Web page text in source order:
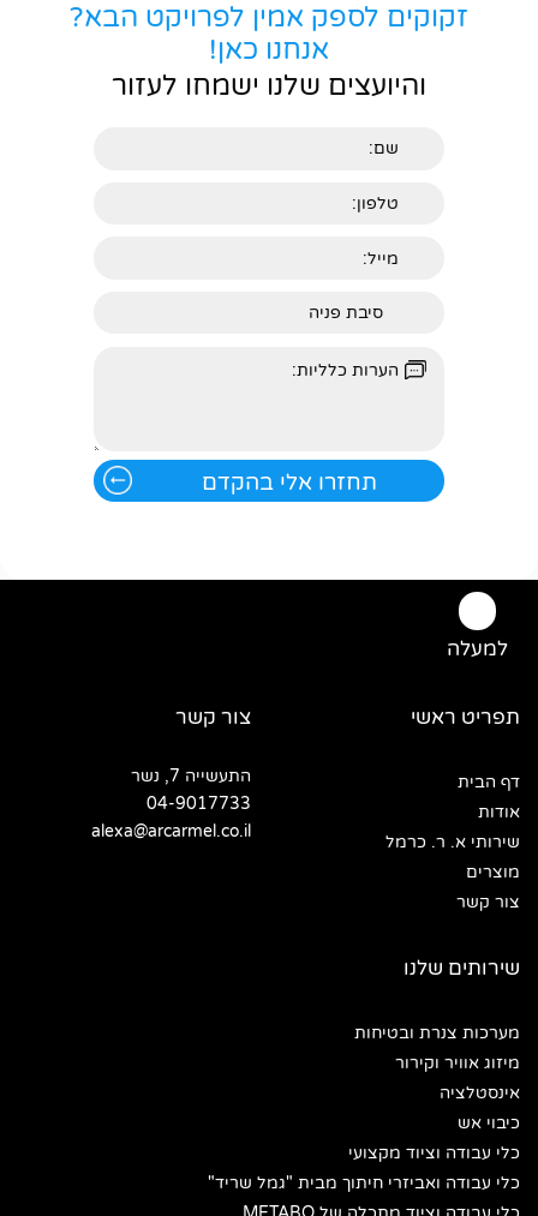
זקוקים לספק אמין לפרויקט הבא?
אנחנו כאן!
והיועצים שלנו ישמחו לעזור
למעלה
תפריט ראשי
דף הבית
אודות
שירותי א. ר. כרמל
מוצרים
צור קשר
שירותים שלנו
מערכות צנרת ובטיחות
מיזוג אוויר וקירור
אינסטלציה
כיבוי אש
כלי עבודה וציוד מקצועי
כלי עבודה ואביזרי חיתוך מבית "גמל שריד"
צור קשר
התעשייה 7, נשר
04-9017733
alexa@arcarmel.co.il